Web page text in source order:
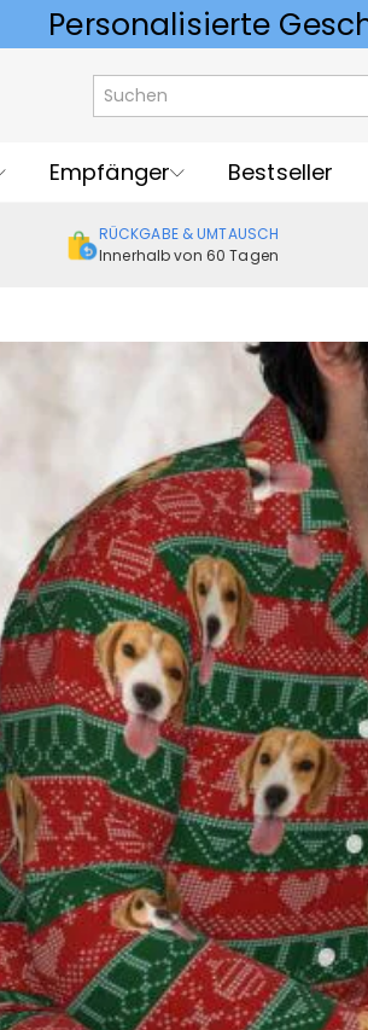
Vorlieben für
Empfänger Bestseller
RÜCKGABE & UMTAUSCH
Innerhalb von 60 Tagen